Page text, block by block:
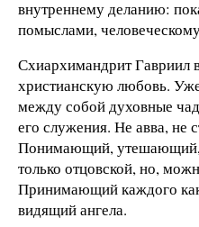
внутреннему деланию:
помыслами,
Схиархимандрит Гавриил
христианскую любовь.
между собой духовные
его служения. Не авва, не
Понимающий,
только отцовской, но,
Принимающий каждого
видящий ангела.